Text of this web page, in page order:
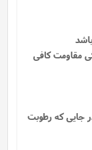
مقاومت کافی
جایی که رطوبت